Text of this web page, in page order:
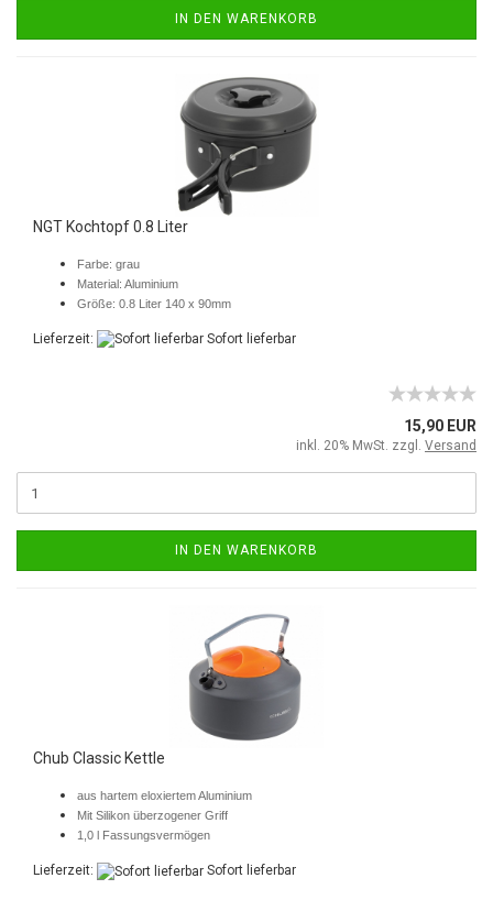
IN DEN WARENKORB
NGT Kochtopf 0.8 Liter
Farbe: grau
Material: Aluminium
Größe: 0.8 Liter 140 x 90mm
Lieferzeit: Sofort lieferbar
15,90 EUR
inkl. 20% MwSt. zzgl. Versand
IN DEN WARENKORB
Chub Classic Kettle
aus hartem eloxiertem Aluminium
Mit Silikon überzogener Griff
1,0 l Fassungsvermögen
Lieferzeit: Sofort lieferbar